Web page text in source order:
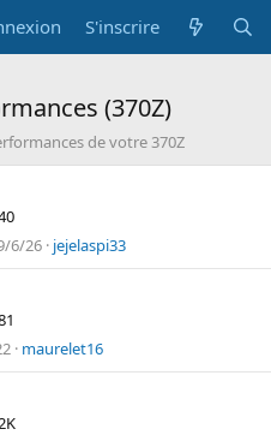
S'inscrire
(370Z)
de votre 370Z
6/26 jejelaspi33
maurelet16